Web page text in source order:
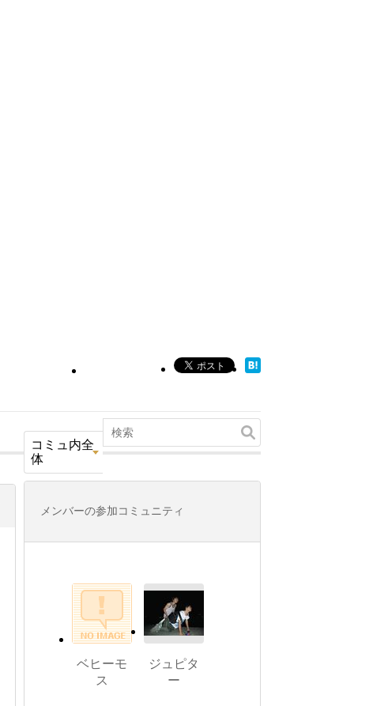
コミュ内全
体
メンバーの参加コミュニティ
ベヒーモ
ス
ジュピタ
ー